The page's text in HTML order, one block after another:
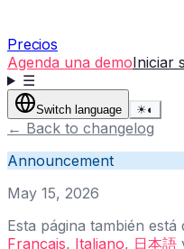
Precios
Agenda una demoIniciar
☰
Switch language ☀◐
← Back to changelog
Announcement
May 15, 2026
Esta página también está
Français, Italiano, 日本語